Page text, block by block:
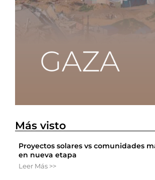
Más visto
Proyectos solares vs comunidades
en nueva etapa
Leer Más >>